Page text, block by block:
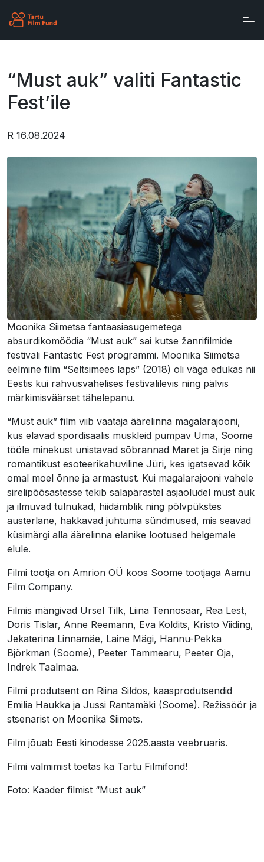
“Must auk” valiti Fantastic
Fest’ile
R 16.08.2024
Moonika Siimetsa fantaasiasugemetega
absurdikomöödia “Must auk” sai kutse žanrifilmide
festivali Fantastic Fest programmi. Moonika Siimetsa
eelmine film “Seltsimees laps” (2018) oli väga edukas nii
Eestis kui rahvusvahelises festivalilevis ning pälvis
märkimisväärset tähelepanu.
“Must auk” film viib vaataja äärelinna magalarajooni,
kus elavad spordisaalis muskleid pumpav Uma, Soome
tööle minekust unistavad sõbrannad Maret ja Sirje ning
romantikust esoteerikahuviline Jüri, kes igatsevad kõik
omal moel õnne ja armastust. Kui magalarajooni vahele
sirelipõõsastesse tekib salapärastel asjaoludel must auk
ja ilmuvad tulnukad, hiidämblik ning põlvpükstes
austerlane, hakkavad juhtuma sündmused, mis seavad
küsimärgi alla äärelinna elanike lootused helgemale
elule.
Filmi tootja on Amrion OÜ koos Soome tootjaga Aamu
Film Company.
Filmis mängivad Ursel Tilk, Liina Tennosaar, Rea Lest,
Doris Tislar, Anne Reemann, Eva Koldits, Kristo Viiding,
Jekaterina Linnamäe, Laine Mägi, Hannu-Pekka
Björkman (Soome), Peeter Tammearu, Peeter Oja,
Indrek Taalmaa.
Filmi produtsent on Riina Sildos, kaasprodutsendid
Emilia Haukka ja Jussi Rantamäki (Soome). Režissöör ja
stsenarist on Moonika Siimets.
Film jõuab Eesti kinodesse 2025.aasta veebruaris.
Filmi valmimist toetas ka Tartu Filmifond!
Foto: Kaader filmist “Must auk”